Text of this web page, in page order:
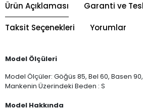
Ürün Açıklaması Garanti ve
Taksit Seçenekleri Yorumlar
Model Ölçüleri
Model Ölçüler: Göğüs 85, Bel 60, Basen 90,
Mankenin Üzerindeki Beden : S
Model Hakkında